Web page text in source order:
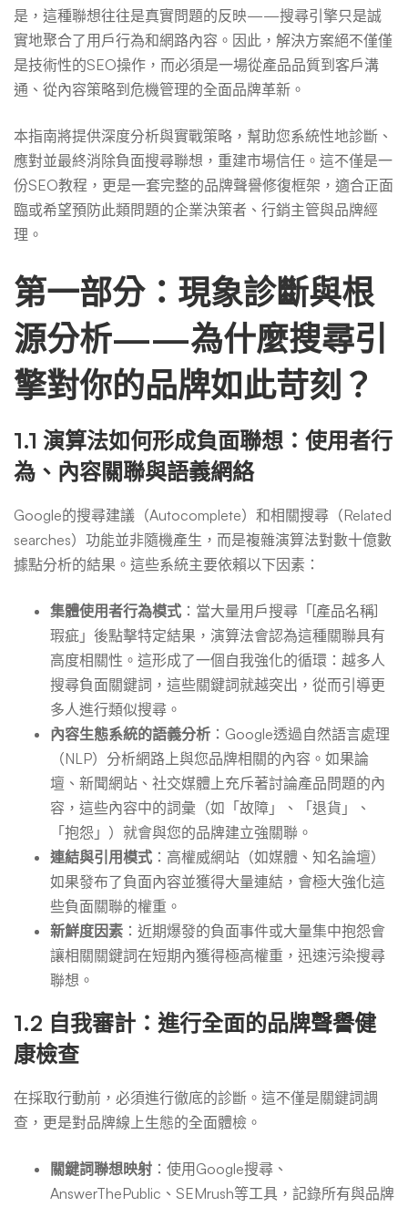
是，這種聯想往往是真實問題的反映——搜尋引擎只是誠
實地聚合了用戶行為和網路內容。因此，解決方案絕不僅僅
是技術性的SEO操作，而必須是一場從產品品質到客戶溝
通、從內容策略到危機管理的全面品牌革新。
本指南將提供深度分析與實戰策略，幫助您系統性地診斷、
應對並最終消除負面搜尋聯想，重建市場信任。這不僅是一
份SEO教程，更是一套完整的品牌聲譽修復框架，適合正面
臨或希望預防此類問題的企業決策者、行銷主管與品牌經
理。
第一部分：現象診斷與根
源分析——為什麼搜尋引
擎對你的品牌如此苛刻？
1.1 演算法如何形成負面聯想：使用者行
為、內容關聯與語義網絡
Google的搜尋建議（Autocomplete）和相關搜尋（Related
searches）功能並非隨機產生，而是複雜演算法對數十億數
據點分析的結果。這些系統主要依賴以下因素：
集體使用者行為模式 ：當大量用戶搜尋「[產品名稱]
瑕疵」後點擊特定結果，演算法會認為這種關聯具有
高度相關性。這形成了一個自我強化的循環：越多人
搜尋負面關鍵詞，這些關鍵詞就越突出，從而引導更
多人進行類似搜尋。
內容生態系統的語義分析 ：Google透過自然語言處理
（NLP）分析網路上與您品牌相關的內容。如果論
壇、新聞網站、社交媒體上充斥著討論產品問題的內
容，這些內容中的詞彙（如「故障」、「退貨」、
「抱怨」）就會與您的品牌建立強關聯。
連結與引用模式 ：高權威網站（如媒體、知名論壇）
如果發布了負面內容並獲得大量連結，會極大強化這
些負面關聯的權重。
新鮮度因素 ：近期爆發的負面事件或大量集中抱怨會
讓相關關鍵詞在短期內獲得極高權重，迅速污染搜尋
聯想。
1.2 自我審計：進行全面的品牌聲譽健
康檢查
在採取行動前，必須進行徹底的診斷。這不僅是關鍵詞調
查，更是對品牌線上生態的全面體檢。
關鍵詞聯想映射 ：使用Google搜尋、
AnswerThePublic、SEMrush等工具，記錄所有與品牌